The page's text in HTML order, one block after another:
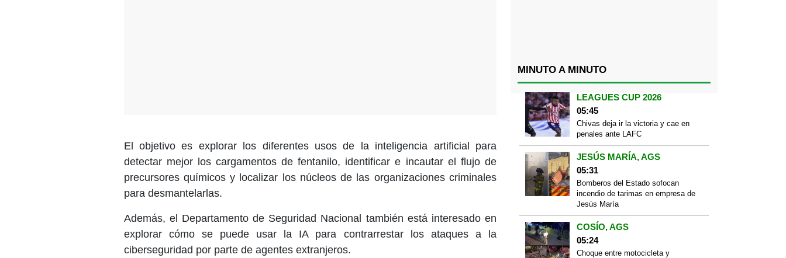
El objetivo es explorar los diferentes usos de la inteligencia artificial para
detectar mejor los cargamentos de fentanilo, identificar e incautar el flujo de
precursores químicos y localizar los núcleos de las organizaciones criminales
para desmantelarlas.
Además, el Departamento de Seguridad Nacional también está interesado en
explorar cómo se puede usar la IA para contrarrestar los ataques a la
ciberseguridad por parte de agentes extranjeros.
MINUTO A MINUTO
LEAGUES CUP 2026
05:45
Chivas deja ir la victoria y cae en
penales ante LAFC
JESÚS MARÍA, AGS
05:31
Bomberos del Estado sofocan
incendio de tarimas en empresa de
Jesús María
COSÍO, AGS
05:24
Choque entre motocicleta y